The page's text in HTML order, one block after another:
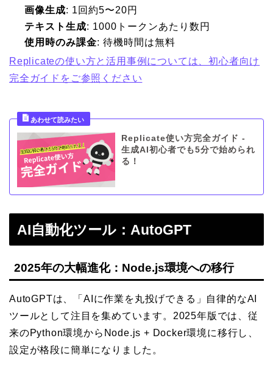
画像生成: 1回約5〜20円
テキスト生成: 1000トークンあたり数円
使用時のみ課金: 待機時間は無料
Replicateの使い方と活用事例については、初心者向け
完全ガイドをご参照ください
Replicate使い方完全ガイド -
生成AI初心者でも5分で始められ
る！
AI自動化ツール：AutoGPT
2025年の大幅進化：Node.js環境への移行
AutoGPTは、「AIに作業を丸投げできる」自律的なAI
ツールとして注目を集めています。2025年版では、従
来のPython環境からNode.js + Docker環境に移行し、
設定が格段に簡単になりました。